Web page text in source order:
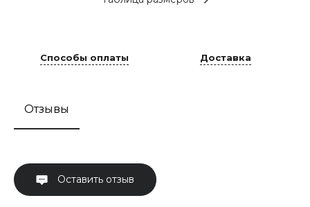
Способы оплаты Доставка
Отзывы
Оставить отзыв